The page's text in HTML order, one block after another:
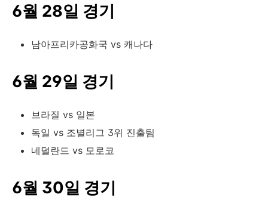
6월 28일 경기
남아프리카공화국 vs 캐나다
6월 29일 경기
브라질 vs 일본
독일 vs 조별리그 3위 진출팀
네덜란드 vs 모로코
6월 30일 경기